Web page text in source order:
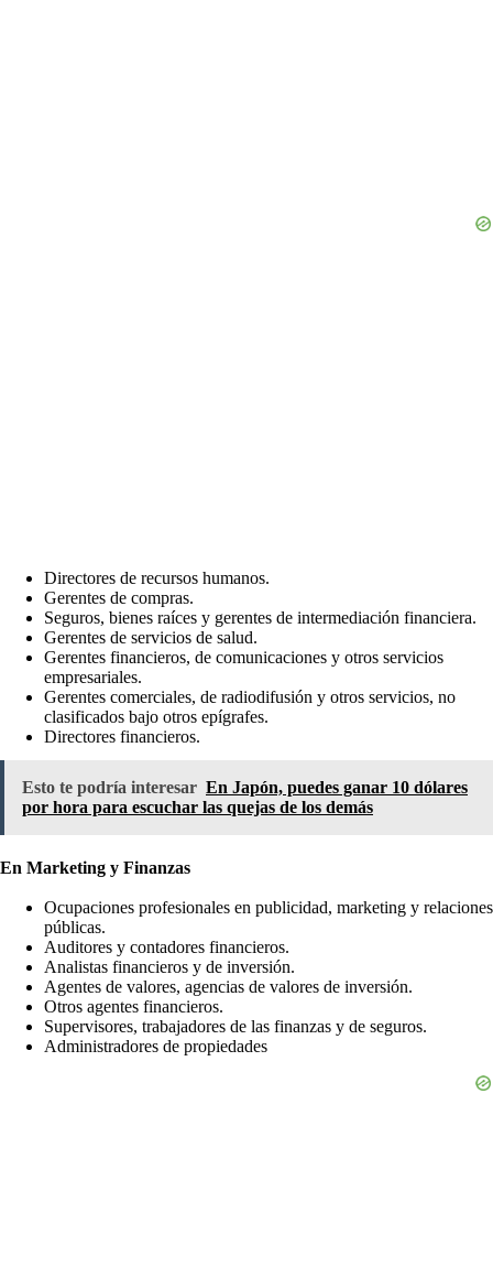
Directores de recursos humanos.
Gerentes de compras.
Seguros, bienes raíces y gerentes de intermediación financiera.
Gerentes de servicios de salud.
Gerentes financieros, de comunicaciones y otros servicios
empresariales.
Gerentes comerciales, de radiodifusión y otros servicios, no
clasificados bajo otros epígrafes.
Directores financieros.
Esto te podría interesar En Japón, puedes ganar 10 dólares
por hora para escuchar las quejas de los demás
En Marketing y Finanzas
Ocupaciones profesionales en publicidad, marketing y relaciones
públicas.
Auditores y contadores financieros.
Analistas financieros y de inversión.
Agentes de valores, agencias de valores de inversión.
Otros agentes financieros.
Supervisores, trabajadores de las finanzas y de seguros.
Administradores de propiedades